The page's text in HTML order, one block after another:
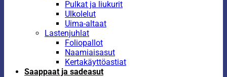
Pulkat ja liukurit
Ulkolelut
Uima-altaat
Lastenjuhlat
Foliopallot
Naamiaisasut
Kertakäyttöastiat
Saappaat ja sadeasut